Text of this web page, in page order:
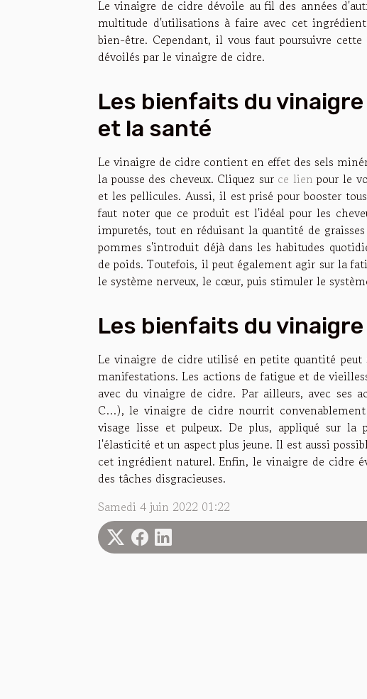
Le vinaigre de cidre dévoile au fil des années
multitude d'utilisations à faire avec cet
bien-être. Cependant, il vous faut poursuivre
dévoilés par le vinaigre de cidre.
Les bienfaits du
et la santé
Le vinaigre de cidre contient en effet des sels
la pousse des cheveux. Cliquez sur ce lien pour le
et les pellicules. Aussi, il est prisé pour booster
faut noter que ce produit est l'idéal pour les
impuretés, tout en réduisant la quantité de
pommes s'introduit déjà dans les habitudes
de poids. Toutefois, il peut également agir sur la
le système nerveux, le cœur, puis stimuler le
Les bienfaits du
Le vinaigre de cidre utilisé en petite quantité
manifestations. Les actions de fatigue et de
avec du vinaigre de cidre. Par ailleurs, avec ses
C…), le vinaigre de cidre nourrit
visage lisse et pulpeux. De plus, appliqué sur
l'élasticité et un aspect plus jeune. Il est aussi
cet ingrédient naturel. Enfin, le vinaigre de cidre
des tâches disgracieuses.
Samedi 4 juin 2022 01:22